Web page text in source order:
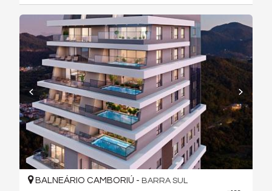
BALNEÁRIO CAMBORIÚ - BARRA SUL